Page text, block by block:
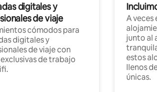
digitales y
de viaje
cómodos para
digitales y
de viaje con
de trabajo
A veces
junto al
estos
llenos
únicas.